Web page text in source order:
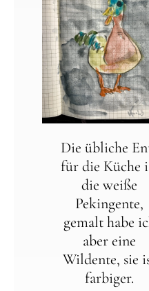
Die übliche
für die Küche
die weiße
Pekingente,
gemalt habe
aber eine
Wildente, sie
farbiger.